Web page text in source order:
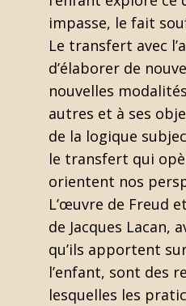
impasse, le fait
Le transfert avec
d’élaborer de
nouvelles
autres et à ses
de la logique
le transfert qui
orientent nos
L’œuvre de Freud
de Jacques Lacan,
qu’ils apportent
l’enfant, sont des
lesquelles les